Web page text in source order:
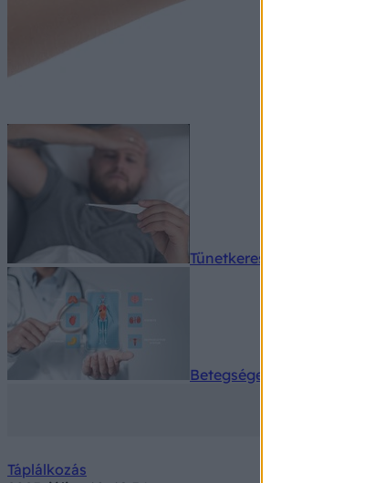
Tünetkereső
Betegségek A-Z
Táplálkozás